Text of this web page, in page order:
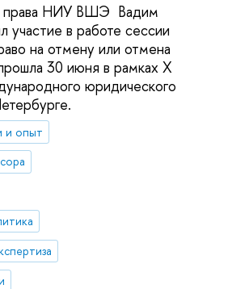
права НИУ ВШЭ Вадим
участие в работе сессии
на отмену или отмена
30 июня в рамках X
юридического
и опыт